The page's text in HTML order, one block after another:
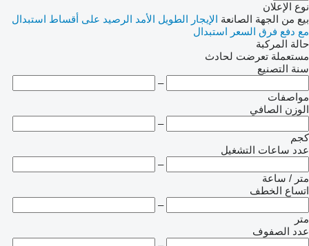
نوع الإعلان
بيع من الجهة الصانعة الإيجار الطويل الأمد الرصيد على أقساط استبدال
مع دفع فرق السعر استبدال
حالة المركبة
مستعملة تعرضت لحادث
سنة التصنيع
–
مواصفات
الوزن الصافي
–
كجم
عدد ساعات التشغيل
–
متر / ساعة
اتساع الخطف
–
متر
عدد الصفوف